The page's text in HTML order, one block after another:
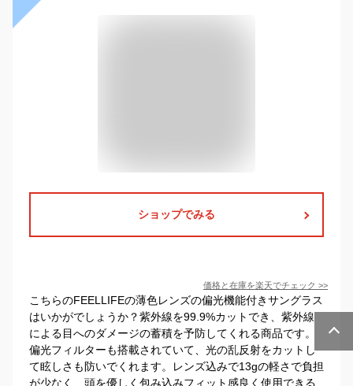
ショップでみる
価格と在庫を楽天でチェック >>
こちらのFEELLIFEの薄色レンズの偏光機能付きサングラス
はいかがでしょうか？紫外線を99.9%カットでき、紫外線
による目へのダメージの蓄積を予防してくれる商品です。
偏光フィルターも搭載されていて、光の乱反射をカットし
て眩しさも防いでくれます。レンズ込みで13gの軽さで負担
が少なく、頭を優しく包み込みフィット感良く使用できる